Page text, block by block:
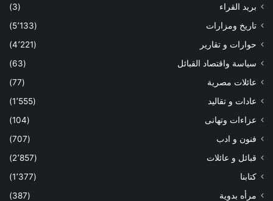
بريد القراء
(3)
تاريخ ومزارات
(5٬133)
حوارات و تقارير
(4٬221)
سياسة واقتصاد القبائل
(63)
عائلات مصرية
(77)
عادات و تقاليد
(1٬555)
عزاءات وتهانى
(104)
فنون و ادب
(707)
قبائل و عائلات
(2٬857)
كتابنا
(1٬377)
مرأه بدوية
(387)